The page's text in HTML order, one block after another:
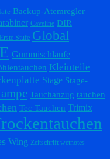
Backup-Atemregler
Caveline DIR
Erste Stufe Global
Gummischlaufe
Kleinteile
Stage Stage-
Tauchanzug tauchen
Tec Tauchen Trimix
Wing Zeitschrift wetnotes